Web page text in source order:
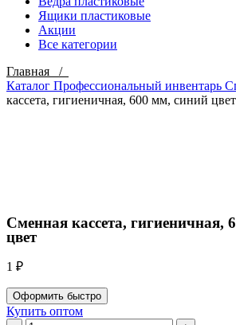
Ящики пластиковые
Акции
Все категории
Главная /
Каталог Профессиональный инвентарь
кассета, гигиеничная, 600 мм, синий цвет
Сменная кассета, гигиеничная,
цвет
1 ₽
Оформить быстро
Купить оптом